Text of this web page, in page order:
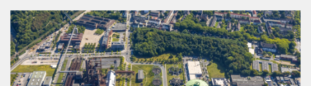
Image